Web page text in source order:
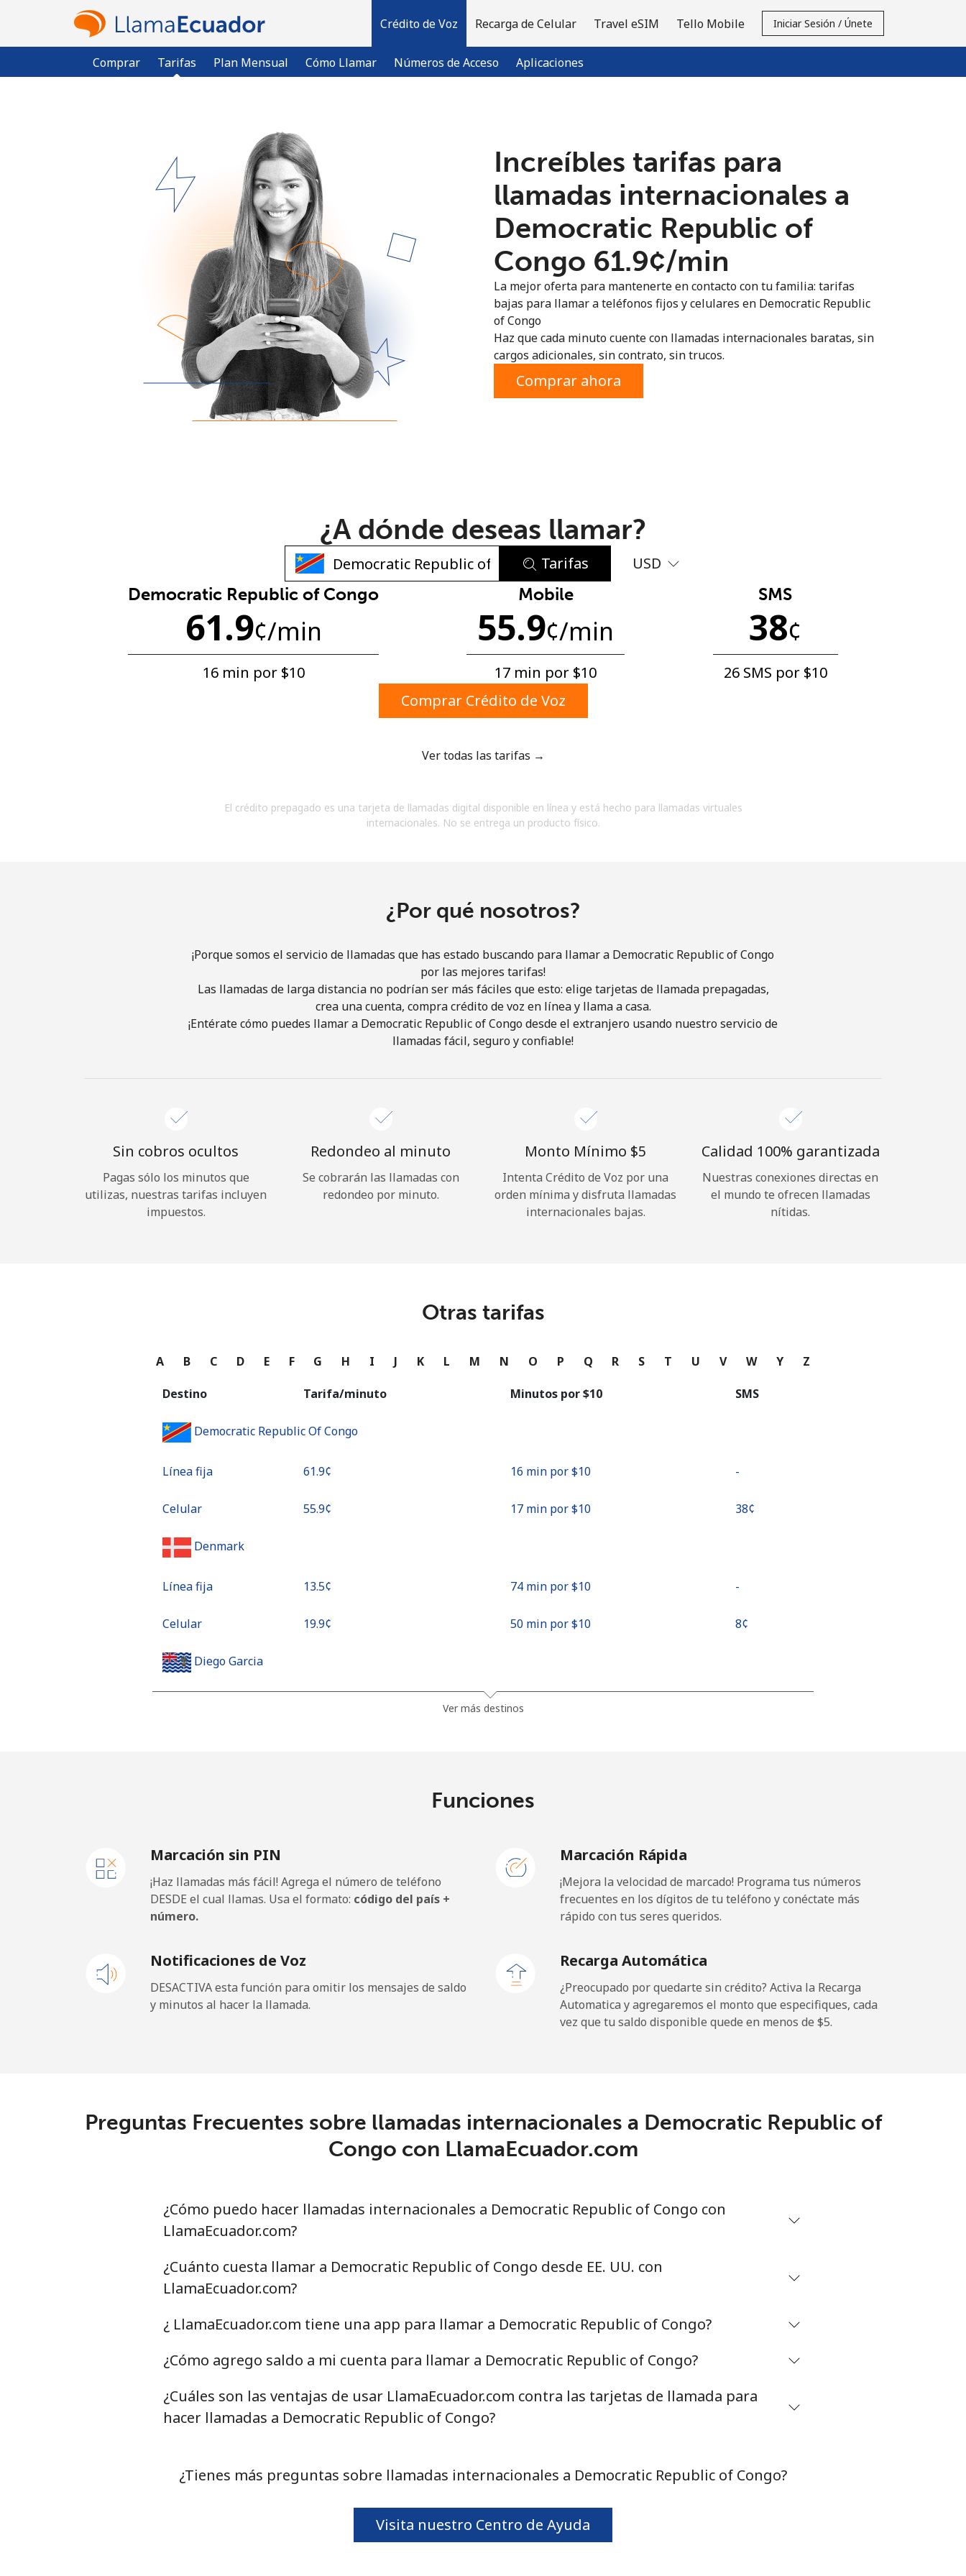
Crédito de Voz
Comprar Tarifas Plan Mensual Cómo Llamar Números de Acceso Aplicaciones
Recarga de Celular Travel eSIM Tello Mobile Iniciar Sesión / Únete
¿Ya tienes una cuenta? Inicia sesión →
Regístrate con
No se ha creado una contraseña
Una letra mayúscula y una minúscula
ofertas.
Únete
¡Hola!
¿Olvidaste tu contraseña? →
Continuar con
Increíbles tarifas para
llamadas internacionales a
Democratic Republic of
Congo ⁦61.9¢⁩/min
La mejor oferta para mantenerte en contacto con tu familia: tarifas
bajas para llamar a teléfonos fijos y celulares en Democratic Republic
of Congo
Haz que cada minuto cuente con llamadas internacionales baratas, sin
cargos adicionales, sin contrato, sin trucos.
Comprar ahora
¿A dónde deseas llamar?
Tarifas USD
Democratic Republic of Congo
61.9¢/min
16 min por ⁦$10⁩
Mobile
55.9¢/min
17 min por ⁦$10⁩
SMS
38¢
26 SMS por ⁦$10⁩
Comprar Crédito de Voz
Ver todas las tarifas →
El crédito prepagado es una tarjeta de llamadas digital disponible en línea y está hecho para llamadas virtuales
internacionales. No se entrega un producto físico.
¿Por qué nosotros?
¡Porque somos el servicio de llamadas que has estado buscando para llamar a Democratic Republic of Congo
por las mejores tarifas!
Las llamadas de larga distancia no podrían ser más fáciles que esto: elige tarjetas de llamada prepagadas,
crea una cuenta, compra crédito de voz en línea y llama a casa.
¡Entérate cómo puedes llamar a Democratic Republic of Congo desde el extranjero usando nuestro servicio de
llamadas fácil, seguro y confiable!
Sin cobros ocultos
Pagas sólo los minutos que
utilizas, nuestras tarifas incluyen
impuestos.
Redondeo al minuto
Se cobrarán las llamadas con
redondeo por minuto.
Monto Mínimo ⁦$5⁩
Intenta Crédito de Voz por una
orden mínima y disfruta llamadas
internacionales bajas.
Calidad 100% garantizada
Nuestras conexiones directas en
el mundo te ofrecen llamadas
nítidas.
Otras tarifas
A B C D E F G H I J K L M N O P Q R S T U V W Y Z
Destino Tarifa/minuto Minutos por ⁦$10⁩ SMS
Democratic Republic Of Congo
Línea fija ⁦61.9¢⁩ 16 min por ⁦$10⁩ -
Celular ⁦55.9¢⁩ 17 min por ⁦$10⁩ ⁦38¢⁩
Denmark
Línea fija ⁦13.5¢⁩ 74 min por ⁦$10⁩ -
Celular ⁦19.9¢⁩ 50 min por ⁦$10⁩ ⁦8¢⁩
Diego Garcia
Celular 22 min por ⁦$10⁩
Dominica
Celular ⁦31.5¢⁩ 31 min por ⁦$10⁩
Dominican Republic
Ver más destinos
Funciones
Marcación sin PIN
¡Haz llamadas más fácil! Agrega el número de teléfono
DESDE el cual llamas. Usa el formato: código del país +
número.
Marcación Rápida
¡Mejora la velocidad de marcado! Programa tus números
frecuentes en los dígitos de tu teléfono y conéctate más
rápido con tus seres queridos.
Notificaciones de Voz
DESACTIVA esta función para omitir los mensajes de saldo
y minutos al hacer la llamada.
Recarga Automática
¿Preocupado por quedarte sin crédito? Activa la Recarga
Automatica y agregaremos el monto que especifiques, cada
vez que tu saldo disponible quede en menos de ⁦$5⁩.
Preguntas Frecuentes sobre llamadas internacionales a Democratic Republic of
Congo con LlamaEcuador.com
¿Cómo puedo hacer llamadas internacionales a Democratic Republic of Congo con
LlamaEcuador.com?
¿Cuánto cuesta llamar a Democratic Republic of Congo desde EE. UU. con
LlamaEcuador.com?
¿ LlamaEcuador.com tiene una app para llamar a Democratic Republic of Congo?
¿Cómo agrego saldo a mi cuenta para llamar a Democratic Republic of Congo?
¿Cuáles son las ventajas de usar LlamaEcuador.com contra las tarjetas de llamada para
hacer llamadas a Democratic Republic of Congo?
¿Tienes más preguntas sobre llamadas internacionales a Democratic Republic of Congo?
Visita nuestro Centro de Ayuda